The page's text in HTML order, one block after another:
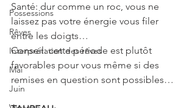
Possessions
Rêves
Interprétation des rêves
Mai
Juin
Santé: dur comme un roc, vous ne
laissez pas votre énergie vous filer
entre les doigts…
Conseil: cette période est plutôt
favorables pour vous même si des
remises en question sont possibles…